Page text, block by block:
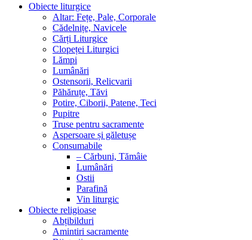
Obiecte liturgice
Altar: Fețe, Pale, Corporale
Cădelnițe, Navicele
Cărți Liturgice
Clopeței Liturgici
Lămpi
Lumânări
Ostensorii, Relicvarii
Păhăruțe, Tăvi
Potire, Ciborii, Patene, Teci
Pupitre
Truse pentru sacramente
Aspersoare și găletușe
Consumabile
– Cărbuni, Tămâie
Lumânări
Ostii
Parafină
Vin liturgic
Obiecte religioase
Abțibilduri
Amintiri sacramente